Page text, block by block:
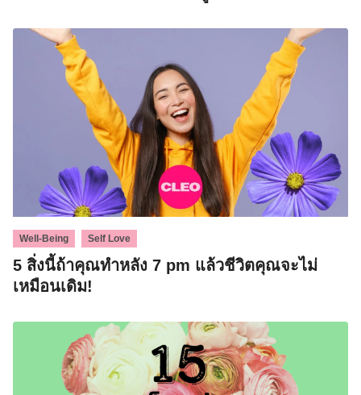
Search
for:
Well-Being Self Love
5 สิ่งนี้ถ้าคุณทำหลัง 7 pm แล้วชีวิตคุณจะไม่
เหมือนเดิม!